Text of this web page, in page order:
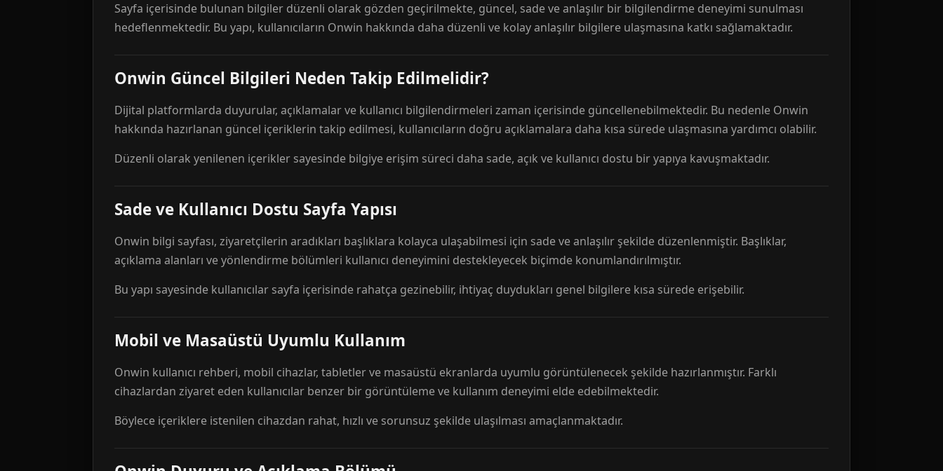
Sayfa içerisinde bulunan bilgiler düzenli olarak gözden geçirilmekte, güncel, sade ve anlaşılır bir bilgilendirme deneyimi sunulması
hedeflenmektedir. Bu yapı, kullanıcıların Onwin hakkında daha düzenli ve kolay anlaşılır bilgilere ulaşmasına katkı sağlamaktadır.
Onwin Güncel Bilgileri Neden Takip Edilmelidir?
Dijital platformlarda duyurular, açıklamalar ve kullanıcı bilgilendirmeleri zaman içerisinde güncellenebilmektedir. Bu nedenle Onwin
hakkında hazırlanan güncel içeriklerin takip edilmesi, kullanıcıların doğru açıklamalara daha kısa sürede ulaşmasına yardımcı olabilir.
Düzenli olarak yenilenen içerikler sayesinde bilgiye erişim süreci daha sade, açık ve kullanıcı dostu bir yapıya kavuşmaktadır.
Sade ve Kullanıcı Dostu Sayfa Yapısı
Onwin bilgi sayfası, ziyaretçilerin aradıkları başlıklara kolayca ulaşabilmesi için sade ve anlaşılır şekilde düzenlenmiştir. Başlıklar,
açıklama alanları ve yönlendirme bölümleri kullanıcı deneyimini destekleyecek biçimde konumlandırılmıştır.
Bu yapı sayesinde kullanıcılar sayfa içerisinde rahatça gezinebilir, ihtiyaç duydukları genel bilgilere kısa sürede erişebilir.
Mobil ve Masaüstü Uyumlu Kullanım
Onwin kullanıcı rehberi, mobil cihazlar, tabletler ve masaüstü ekranlarda uyumlu görüntülenecek şekilde hazırlanmıştır. Farklı
cihazlardan ziyaret eden kullanıcılar benzer bir görüntüleme ve kullanım deneyimi elde edebilmektedir.
Böylece içeriklere istenilen cihazdan rahat, hızlı ve sorunsuz şekilde ulaşılması amaçlanmaktadır.